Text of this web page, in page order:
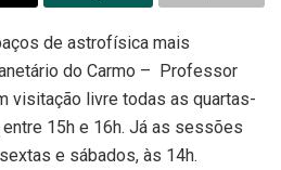
de astrofísica mais
do Carmo – Professor
visitação livre todas as quartas-
15h e 16h. Já as sessões
e sábados, às 14h.